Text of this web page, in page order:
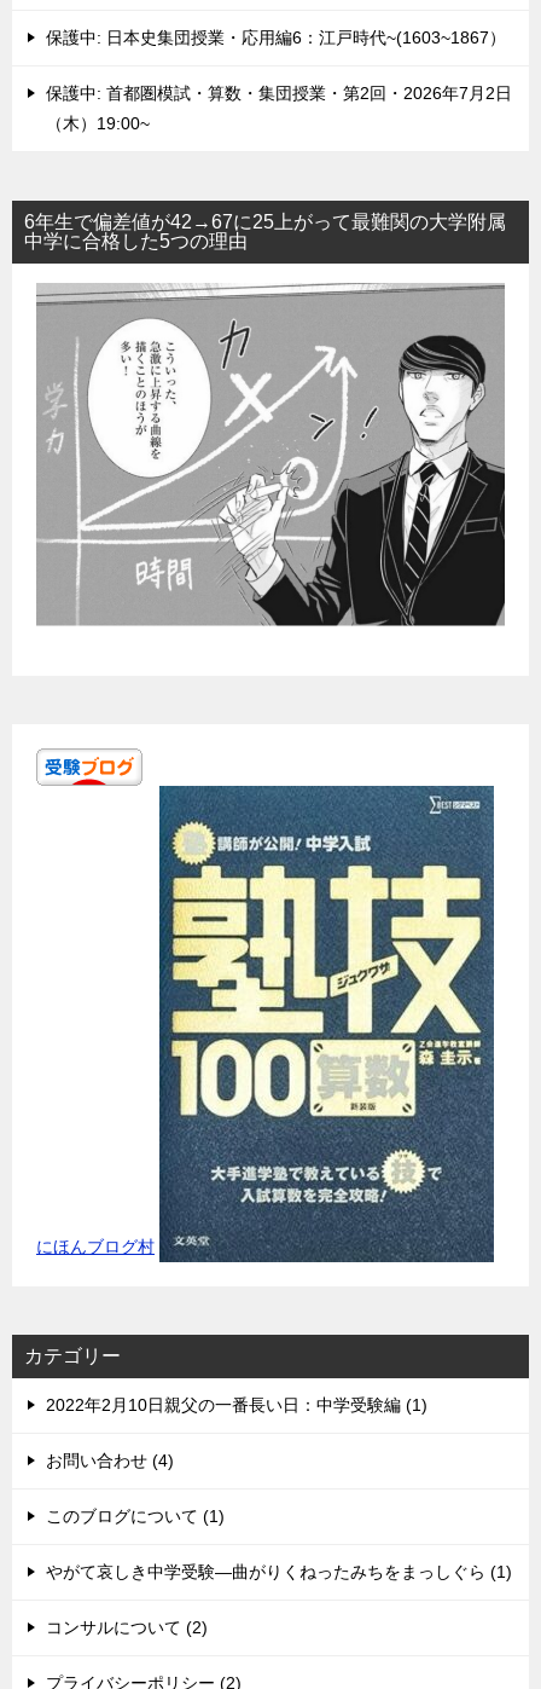
保護中: 日本史集団授業・応用編6：江戸時代~(1603~1867）
保護中: 首都圏模試・算数・集団授業・第2回・2026年7月2日
（木）19:00~
6年生で偏差値が42→67に25上がって最難関の大学附属
中学に合格した5つの理由
にほんブログ村
カテゴリー
2022年2月10日親父の一番長い日：中学受験編 (1)
お問い合わせ (4)
このブログについて (1)
やがて哀しき中学受験―曲がりくねったみちをまっしぐら (1)
コンサルについて (2)
プライバシーポリシー (2)